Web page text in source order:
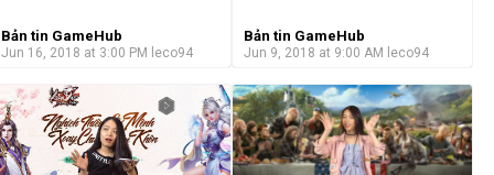
Bản tin GameHub
Jun 16, 2018 at 3:00 PM leco94
Bản tin GameHub
Jun 9, 2018 at 9:00 AM leco94